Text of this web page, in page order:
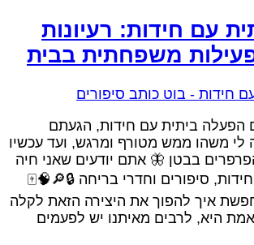
עם חידות: רעיונות
משפחתית בבית
ביתית עם חידות, הגעתם
לי משהו ממש מטורף ומרגש, ועד עכשיו
בבטן 🦋 אתם יודעים שאני חיה
סיפורים וחדרי בריחה 🔒🔎🧠🀄
איך להפוך את היצירה הזאת לקלה
היא, לרבים מאיתנו יש לפעמים